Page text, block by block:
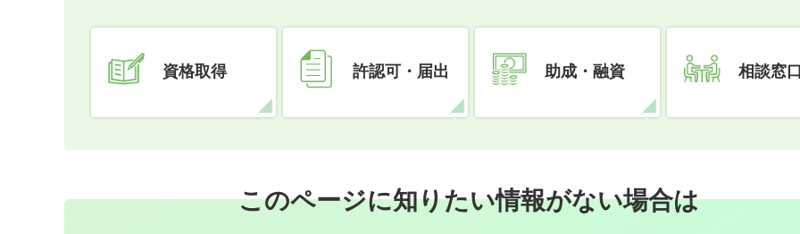
資格取得 許認可・届出 助成・融資 相談窓
このページに知りたい情報がない場合は